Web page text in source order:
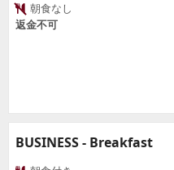
朝食なし
返金不可
BUSINESS - Breakfast